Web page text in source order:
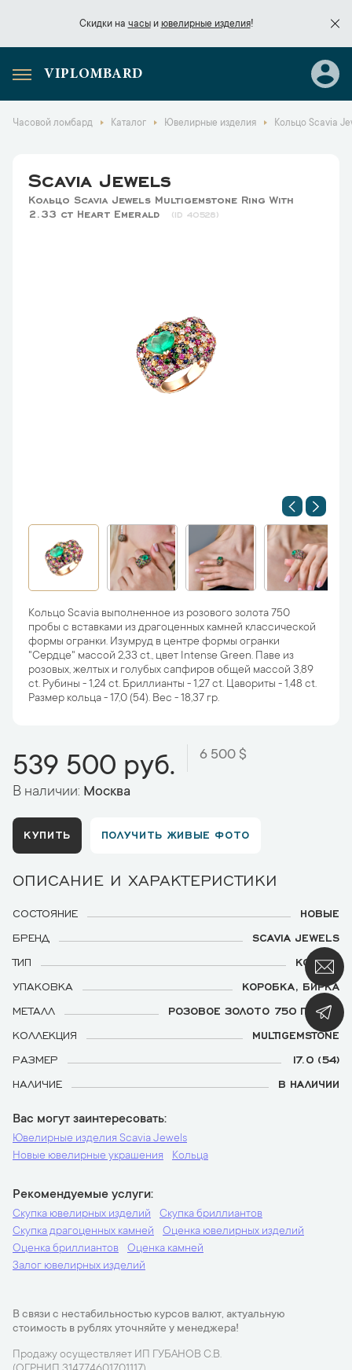
Скидки на часыи ювелирные изделия!
Скидки начасы
VIPLOMBARD
Часовой ломбард Каталог Ювелирные изделия Кольцо Scavia
Scavia Jewels
Кольцо Scavia Jewels Multigemstone Ring With
2.33 ct Heart Emerald
40528
Кольцо Scavia выполненное из розового золота 750
пробы с вставками из драгоценных камней классической
формы огранки. Изумруд в центре формы огранки
"Сердце" массой 2,33 ct., цвет Intense Green. Паве из
розовых, желтых и голубых сапфиров общей массой 3,89
ct. Рубины - 1,24 ct. Бриллианты - 1,27 ct. Цавориты - 1,48 ct.
Размер кольца - 17,0 (54). Вес - 18,37 гр.
539 500 руб. 6 500 $
В наличии: Москва
КУПИТЬ ПОЛУЧИТЬ ЖИВЫЕ ФОТО
ОПИСАНИЕ И ХАРАКТЕРИСТИКИ
СОСТОЯНИЕ
НОВЫЕ
БРЕНД
SCAVIA JEWELS
ТИП
КОЛЬЦО
УПАКОВКА
КОРОБКА, БИРКА
МЕТАЛЛ
РОЗОВОЕ ЗОЛОТО 750 ПРОБЫ
КОЛЛЕКЦИЯ
MULTIGEMSTONE
РАЗМЕР
17.0 (54)
НАЛИЧИЕ
В НАЛИЧИИ
Вас могут заинтересовать
Ювелирные изделия Scavia Jewels
Новые ювелирные украшения
Кольца
Рекомендуемые услуги
Скупка ювелирных изделий
Скупка бриллиантов
Скупка драгоценных камней
Оценка ювелирных изделий
Оценка бриллиантов
Оценка камней
Залог ювелирных изделий
В связи с нестабильностью курсов валют, актуальную
стоимость в рублях уточняйте у менеджера!
Продажу осуществляет ИП ГУБАНОВ С.В.